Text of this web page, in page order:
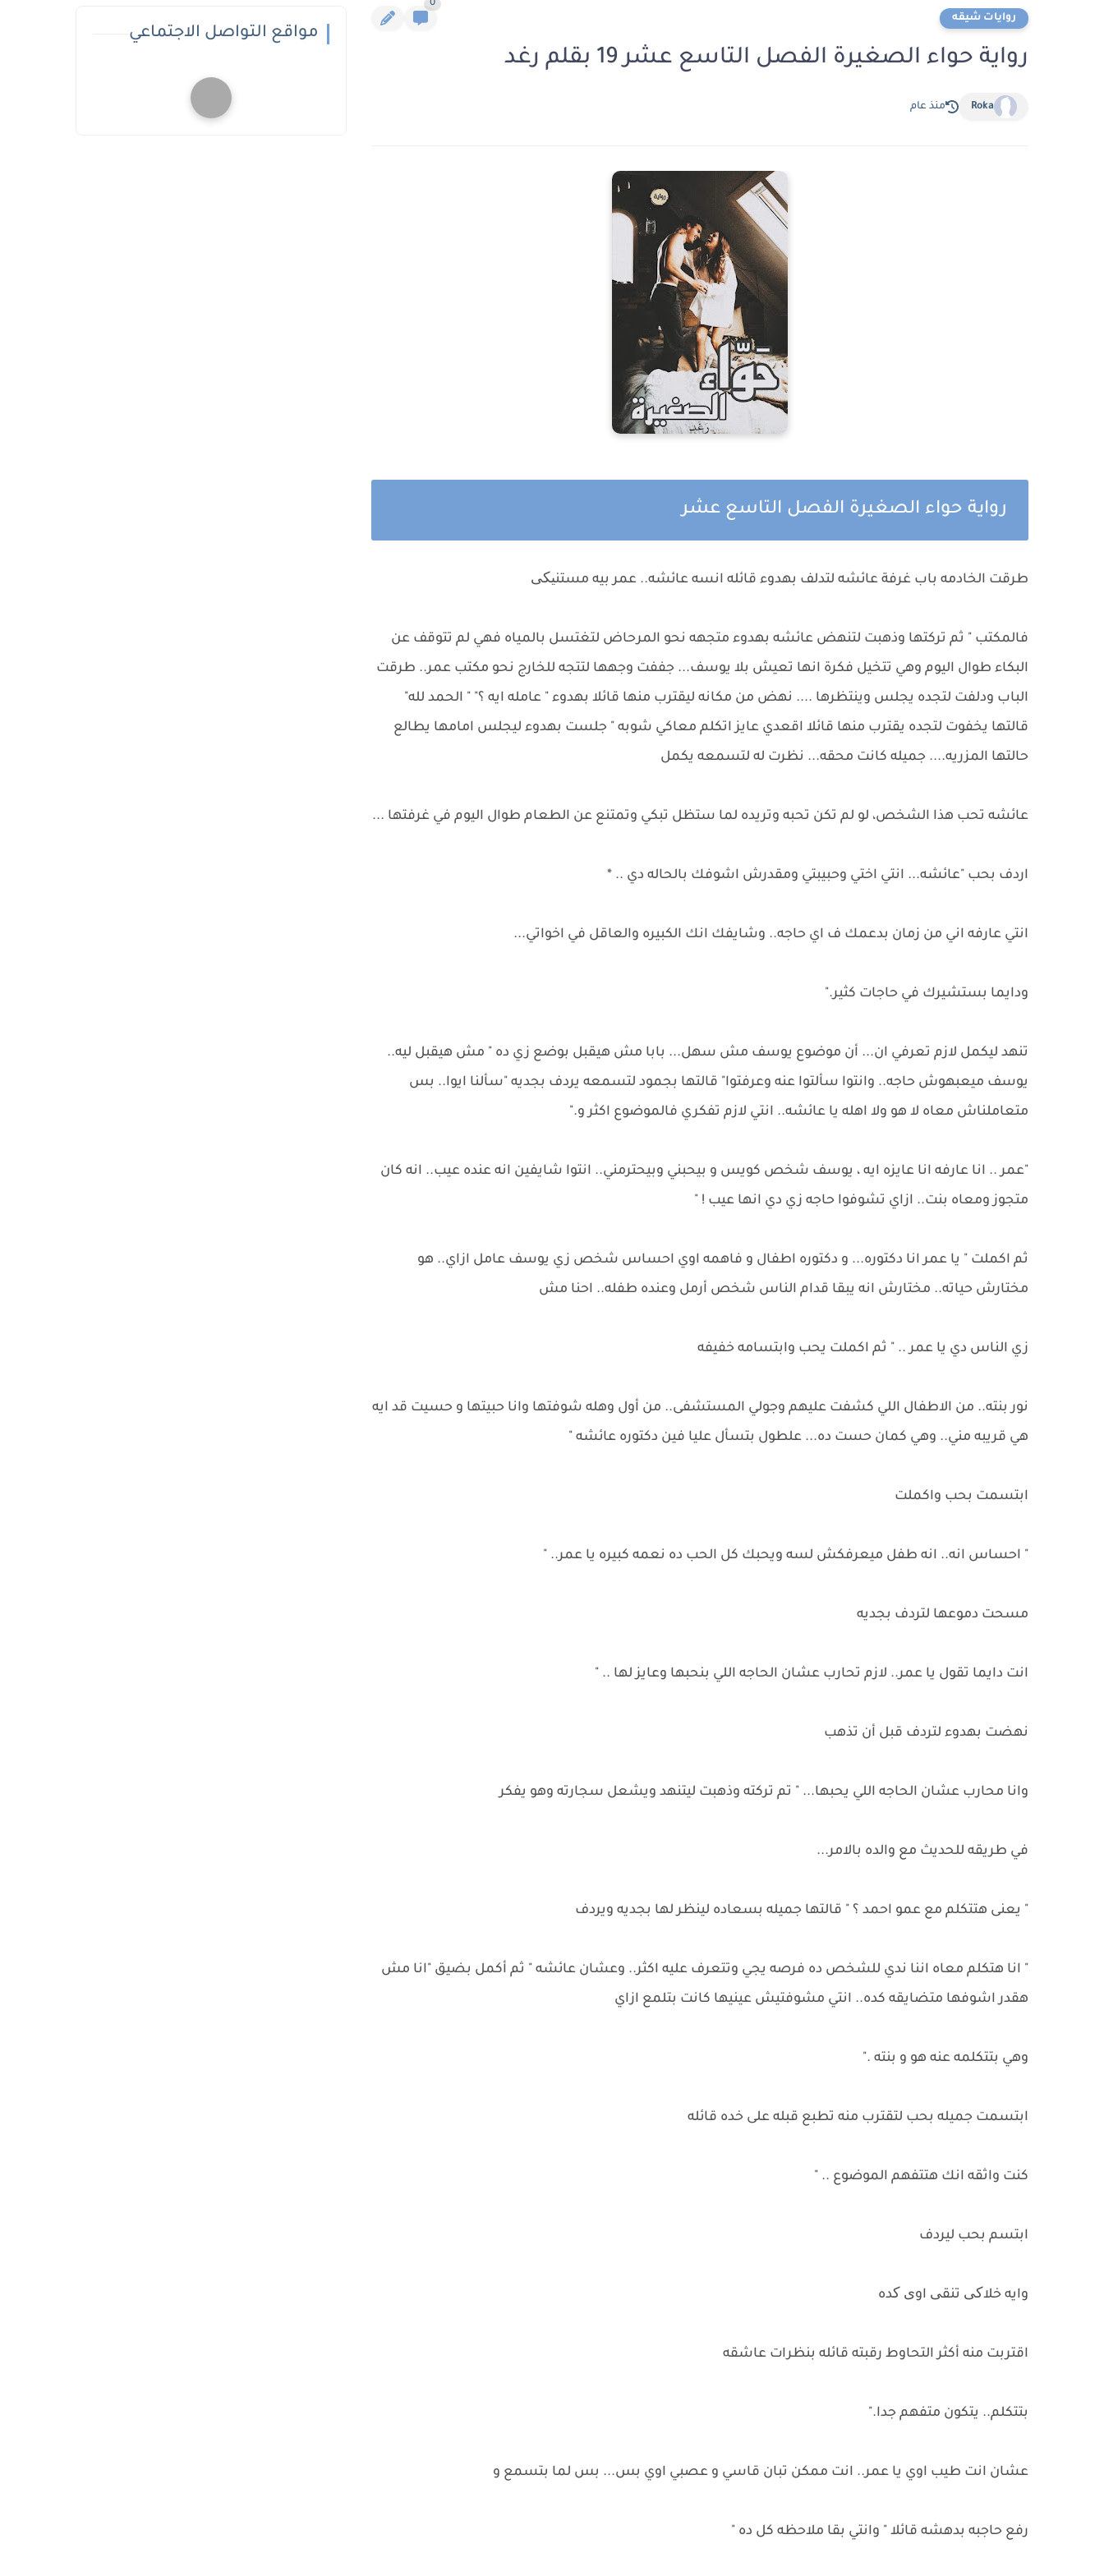
روايات شيقه
0
رواية حواء الصغيرة الفصل التاسع عشر 19 بقلم رغد
Roka منذ عام
رواية حواء الصغيرة الفصل التاسع عشر
طرقت الخادمه باب غرفة عائشه لتدلف بهدوء قائله انسه عائشه.. عمر بيه مستنیکی
فالمكتب " ثم تركتها وذهبت لتنهض عائشه بهدوء متجهه نحو المرحاض لتغتسل بالمياه فهي لم تتوقف عن
البكاء طوال اليوم وهي تتخيل فكرة انها تعيش بلا يوسف... جففت وجهها لتتجه للخارج نحو مكتب عمر.. طرقت
الباب ودلفت لتجده يجلس وينتظرها .... نهض من مكانه ليقترب منها قائلا بهدوء " عامله ايه ؟" " الحمد لله"
قالتها يخفوت لتجده يقترب منها قائلا اقعدي عايز اتكلم معاكي شوبه " جلست بهدوء ليجلس امامها يطالع
حالتها المزريه.... جميله كانت محقه... نظرت له لتسمعه يكمل
عائشه تحب هذا الشخص، لو لم تكن تحبه وتريده لما ستظل تبكي وتمتنع عن الطعام طوال اليوم في غرفتها ...
اردف بحب "عائشه... انتي اختي وحبيبتي ومقدرش اشوفك بالحاله دي .. *
انتي عارفه اني من زمان بدعمك ف اي حاجه.. وشايفك انك الكبيره والعاقل في اخواتي...
ودايما بستشيرك في حاجات كثير."
تنهد ليكمل لازم تعرفي ان... أن موضوع يوسف مش سهل... بابا مش هيقبل بوضع زي ده " مش هيقبل ليه..
يوسف ميعبهوش حاجه.. وانتوا سألتوا عنه وعرفتوا" قالتها بجمود لتسمعه يردف بجديه "سألنا ايوا.. بس
متعاملناش معاه لا هو ولا اهله يا عائشه.. انتي لازم تفكري فالموضوع اكثر و."
"عمر .. انا عارفه انا عايزه ايه ، يوسف شخص كويس و بيحبني وبيحترمني.. انتوا شايفين انه عنده عيب.. انه كان
متجوز ومعاه بنت.. ازاي تشوفوا حاجه زي دي انها عيب ! "
ثم اكملت " يا عمر انا دكتوره... و دكتوره اطفال و فاهمه اوي احساس شخص زي يوسف عامل ازاي.. هو
مختارش حياته.. مختارش انه يبقا قدام الناس شخص أرمل وعنده طفله.. احنا مش
زي الناس دي يا عمر .. " ثم اكملت يحب وابتسامه خفيفه
نور بنته.. من الاطفال اللي كشفت عليهم وجولي المستشفى.. من أول وهله شوفتها وانا حبيتها و حسيت قد ايه
هي قريبه مني.. وهي كمان حست ده... علطول بتسأل عليا فين دكتوره عائشه "
ابتسمت بحب واكملت
" احساس انه.. انه طفل ميعرفكش لسه ويحبك كل الحب ده نعمه كبيره يا عمر.. "
مسحت دموعها لتردف بجديه
انت دايما تقول يا عمر.. لازم تحارب عشان الحاجه اللي بنحبها وعايز لها .. "
نهضت بهدوء لتردف قبل أن تذهب
وانا محارب عشان الحاجه اللي يحبها... " تم تركته وذهبت ليتنهد ويشعل سجارته وهو يفكر
في طريقه للحديث مع والده بالامر...
" يعنى هتتكلم مع عمو احمد ؟ " قالتها جميله بسعاده لينظر لها بجديه ويردف
" انا هتكلم معاه اننا ندي للشخص ده فرصه يجي وتتعرف عليه اكثر.. وعشان عائشه " ثم أكمل بضيق "انا مش
هقدر اشوفها متضايقه كده.. انتي مشوفتيش عينيها كانت بتلمع ازاي
وهي بتتكلمه عنه هو و بنته ."
ابتسمت جميله بحب لتقترب منه تطبع قبله على خده قائله
كنت واثقه انك هتتفهم الموضوع .. "
ابتسم بحب ليردف
وايه خلاکی تنقی اوی کده
اقتربت منه أكثر التحاوط رقبته قائله بنظرات عاشقه
بتتكلم.. يتكون متفهم جدا."
عشان انت طيب اوي يا عمر.. انت ممكن تبان قاسي و عصبي اوي بس... بس لما بتسمع و
رفع حاجبه بدهشه قائلا " وانتي بقا ملاحظه كل ده "
مواقع التواصل الاجتماعي